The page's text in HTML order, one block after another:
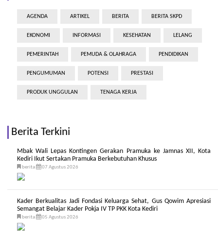
AGENDA ARTIKEL BERITA BERITA SKPD
EKONOMI INFORMASI KESEHATAN LELANG
PEMERINTAH PEMUDA & OLAHRAGA PENDIDIKAN
PENGUMUMAN POTENSI PRESTASI
PRODUK UNGGULAN TENAGA KERJA
Berita Terkini
Mbak Wali Lepas Kontingen Gerakan Pramuka ke Jamnas XII, Kota
Kediri Ikut Sertakan Pramuka Berkebutuhan Khusus
berita 07 Agustus 2026
Kader Berkualitas Jadi Fondasi Keluarga Sehat, Gus Qowim Apresiasi
Semangat Belajar Kader Pokja IV TP PKK Kota Kediri
berita 05 Agustus 2026